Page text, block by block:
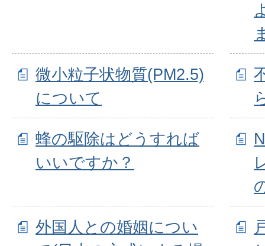
微小粒子状物質(PM2.5)
について
蜂の駆除はどうすれば
いいですか？
外国人との婚姻につい